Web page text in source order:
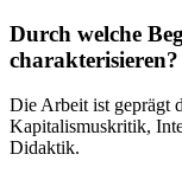
Durch welche
charakterisieren?
Die Arbeit ist geprägt
Kapitalismuskritik,
Didaktik.